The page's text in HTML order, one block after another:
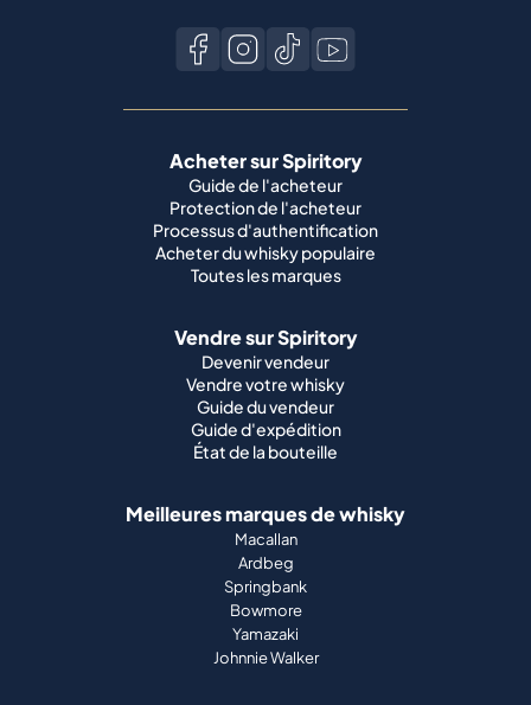
Acheter sur Spiritory
Guide de l'acheteur
Protection de l'acheteur
Processus d'authentification
Acheter du whisky populaire
Toutes les marques
Vendre sur Spiritory
Devenir vendeur
Vendre votre whisky
Guide du vendeur
Guide d'expédition
État de la bouteille
Meilleures marques de whisky
Macallan
Ardbeg
Springbank
Bowmore
Yamazaki
Johnnie Walker